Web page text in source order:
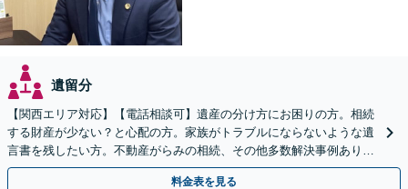
遺留分
【関西エリア対応】【電話相談可】遺産の分け方にお困りの方。相続
する財産が少ない？と心配の方。家族がトラブルにならないような遺
言書を残したい方。不動産がらみの相続、その他多数解決事例あり。
親身に対応します【夜間・休日面談】【初回相談無料】
料金表を見る